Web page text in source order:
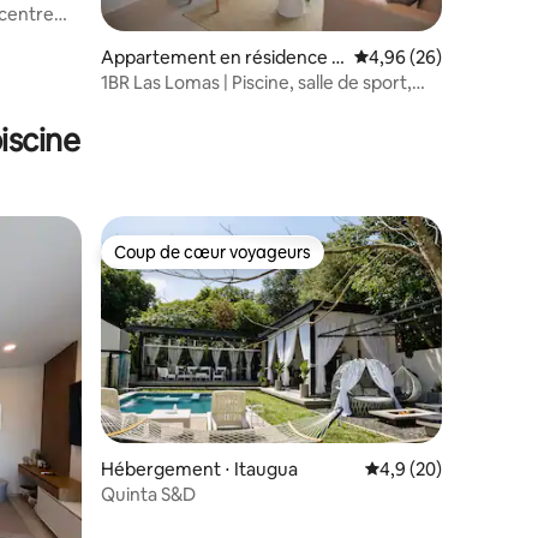
: 4,95 sur 5
Appartement en résidence ⋅
Asunción
Évaluation moyenne
4,96 (26)
1BR Las Lomas | Piscine, salle de sport,
: 4,85 sur 5
appréciés Coup de cœur voyageurs
Coup de cœur voyageurs
Hébergement ⋅ Itaugua Évaluation moyenne
4,9 (20)
Quinta S&D